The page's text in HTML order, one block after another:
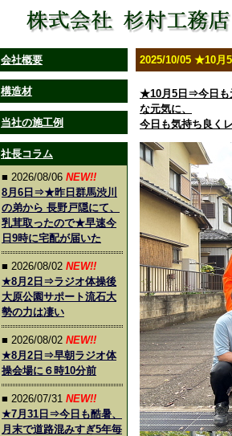
会社概要
構造材
当社の施工例
社長コラム
■ 2026/08/06 NEW!!
8月6日⇒★昨日群馬渋川
の弟から 長野戸隠にて、
乳茸取ったので★早速今
日9時に宅配が届いた
■ 2026/08/02 NEW!!
★8月2日⇒ラジオ体操後
大原公園サポート流石大
勢の力は凄い
■ 2026/08/02 NEW!!
★8月2日⇒早朝ラジオ体
操会場に６時10分前
■ 2026/07/31 NEW!!
★7月31日⇒今日も酷暑、
月末で道路混みすぎ5年毎
2025/10/05 ★10月
★10月5日⇒今日も
な元気に、
今日も気持ち良く